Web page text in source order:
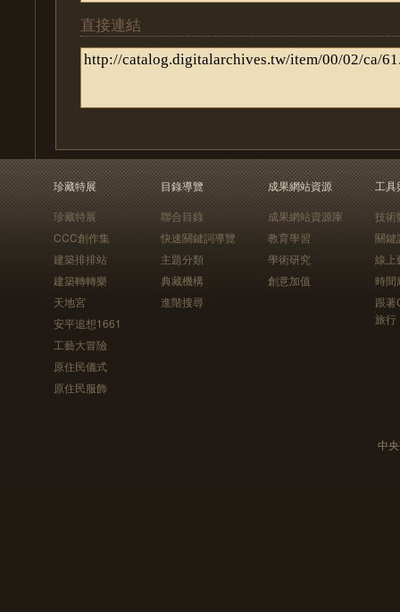
直接連結
珍藏特展
珍藏特展
CCC創作集
建築排排站
建築轉轉樂
天地宮
安平追想1661
工藝大冒險
原住民儀式
原住民服飾
目錄導覽
聯合目錄
快速關鍵詞導覽
主題分類
典藏機構
進階搜尋
成果網站資源
成果網站資源庫
教育學習
學術研究
創意加值
工具
技術
關鍵
線上
時間
跟
旅行
中